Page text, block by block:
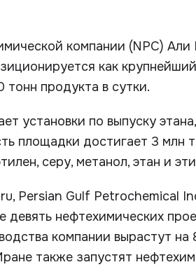
компании (NPC)
как
продукта в сутки.
установки по выпуску
площадки достигает 3 млн
серу, метанол, этан и
Persian Gulf Petrochemical
девять нефтехимических
компании вырастут на
также запустят